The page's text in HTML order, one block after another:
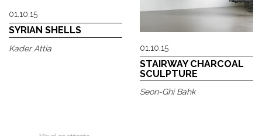
01.10.15
SYRIAN SHELLS
Kader Attia 01.10.15
STAIRWAY CHARCOAL
SCULPTURE
Seon-Ghi Bahk